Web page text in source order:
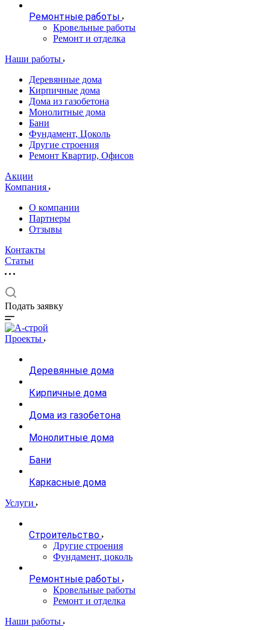
Ремонтные работы
Кровельные работы
Ремонт и отделка
Наши работы
Деревянные дома
Кирпичные дома
Дома из газобетона
Монолитные дома
Бани
Фундамент, Цоколь
Другие строения
Ремонт Квартир, Офисов
Акции
Компания
О компании
Партнеры
Отзывы
Контакты
Статьи
Подать заявку
Проекты
Деревянные дома
Кирпичные дома
Дома из газобетона
Монолитные дома
Бани
Каркасные дома
Услуги
Строительство
Другие строения
Фундамент, цоколь
Ремонтные работы
Кровельные работы
Ремонт и отделка
Наши работы